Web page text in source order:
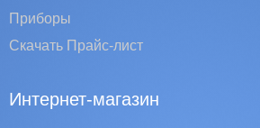
Приборы
Скачать Прайс-лист
Интернет-магазин